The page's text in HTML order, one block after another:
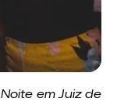
em Juiz de